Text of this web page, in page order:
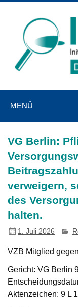
Zum
MENÜ
VG Berlin:
verweigern,
des
halten.
1. Juli 2026
VZB Mitglied
Gericht: VG Berlin
Aktenzeichen: 9 L